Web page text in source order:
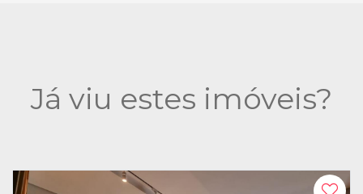
Já viu estes imóveis?